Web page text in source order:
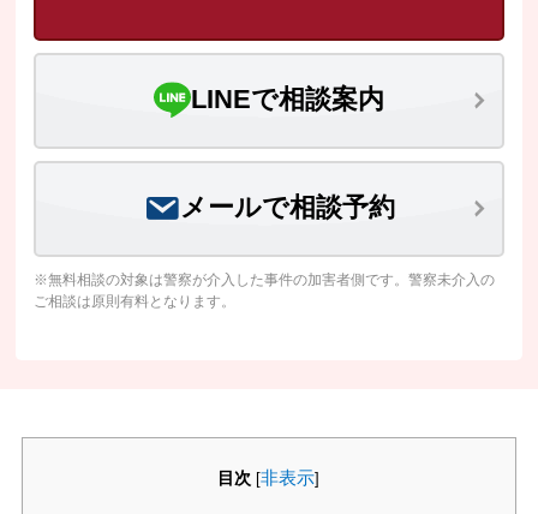
LINEで相談案内
メールで相談予約
※無料相談の対象は警察が介入した事件の加害者側です。警察未介入の
ご相談は原則有料となります。
目次 [非表示]